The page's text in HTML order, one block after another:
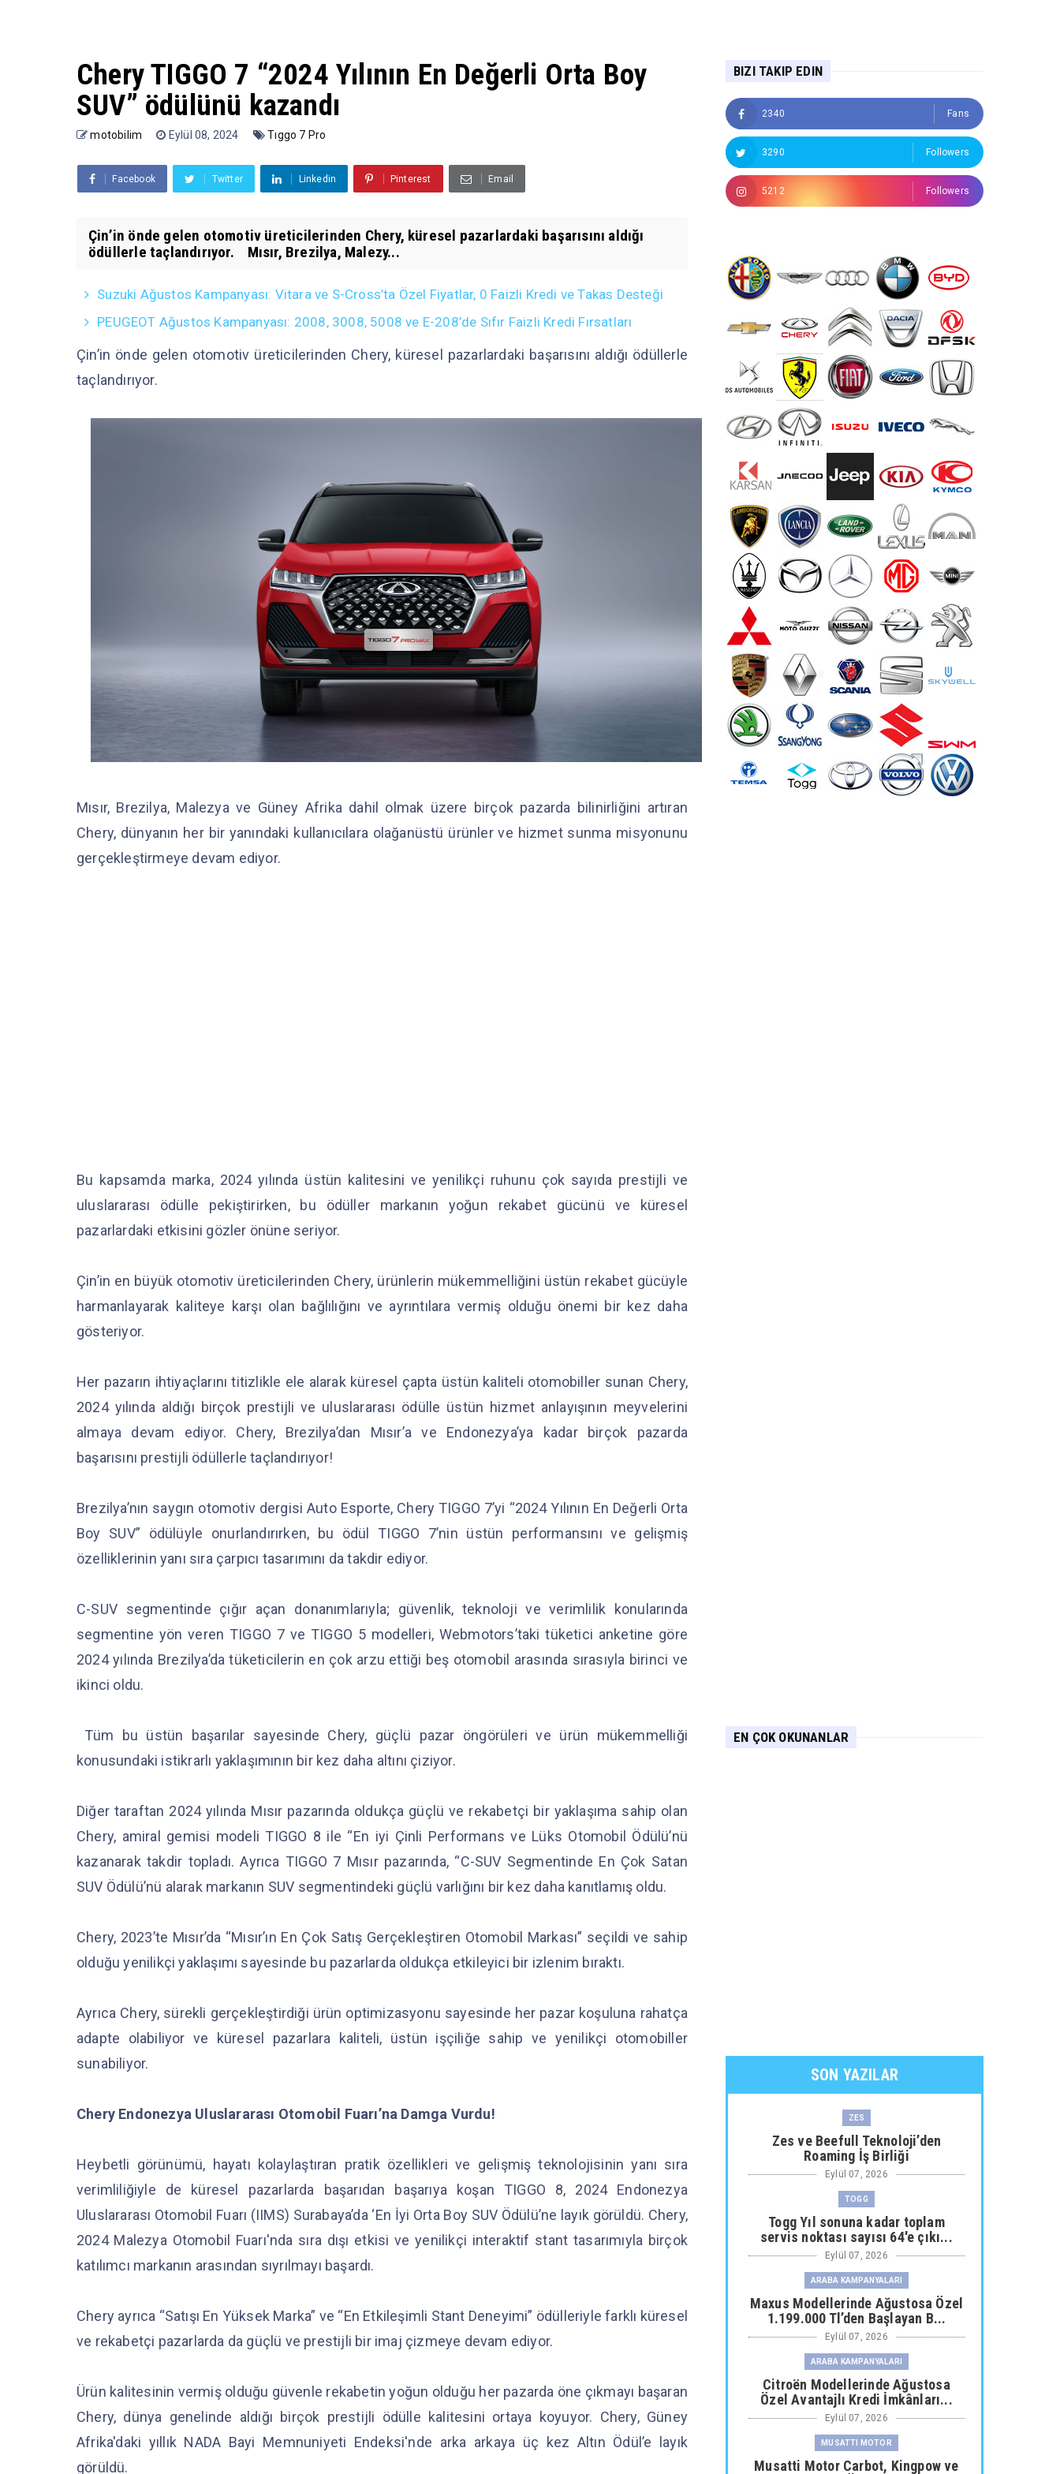
Chery TIGGO 7 “2024 Yılının En Değerli Orta Boy
SUV” ödülünü kazandı
motobilim Eylül 08, 2024 Tıggo 7 Pro
Facebook Twitter Linkedin Pinterest Email
Çin’in önde gelen otomotiv üreticilerinden Chery, küresel pazarlardaki başarısını aldığı
ödüllerle taçlandırıyor. Mısır, Brezilya, Malezy...
Suzuki Ağustos Kampanyası: Vitara ve S-Cross’ta Özel Fiyatlar, 0 Faizli Kredi ve Takas Desteği
PEUGEOT Ağustos Kampanyası: 2008, 3008, 5008 ve E-208’de Sıfır Faizli Kredi Fırsatları
Çin’in önde gelen otomotiv üreticilerinden Chery, küresel pazarlardaki başarısını aldığı ödüllerle
taçlandırıyor.
Mısır, Brezilya, Malezya ve Güney Afrika dahil olmak üzere birçok pazarda bilinirliğini artıran
Chery, dünyanın her bir yanındaki kullanıcılara olağanüstü ürünler ve hizmet sunma misyonunu
gerçekleştirmeye devam ediyor.
Bu kapsamda marka, 2024 yılında üstün kalitesini ve yenilikçi ruhunu çok sayıda prestijli ve
uluslararası ödülle pekiştirirken, bu ödüller markanın yoğun rekabet gücünü ve küresel
pazarlardaki etkisini gözler önüne seriyor.
Çin’in en büyük otomotiv üreticilerinden Chery, ürünlerin mükemmelliğini üstün rekabet gücüyle
harmanlayarak kaliteye karşı olan bağlılığını ve ayrıntılara vermiş olduğu önemi bir kez daha
gösteriyor.
Her pazarın ihtiyaçlarını titizlikle ele alarak küresel çapta üstün kaliteli otomobiller sunan Chery,
2024 yılında aldığı birçok prestijli ve uluslararası ödülle üstün hizmet anlayışının meyvelerini
almaya devam ediyor. Chery, Brezilya’dan Mısır’a ve Endonezya’ya kadar birçok pazarda
başarısını prestijli ödüllerle taçlandırıyor!
Brezilya’nın saygın otomotiv dergisi Auto Esporte, Chery TIGGO 7’yi “2024 Yılının En Değerli Orta
Boy SUV” ödülüyle onurlandırırken, bu ödül TIGGO 7’nin üstün performansını ve gelişmiş
özelliklerinin yanı sıra çarpıcı tasarımını da takdir ediyor.
C-SUV segmentinde çığır açan donanımlarıyla; güvenlik, teknoloji ve verimlilik konularında
segmentine yön veren TIGGO 7 ve TIGGO 5 modelleri, Webmotors’taki tüketici anketine göre
2024 yılında Brezilya’da tüketicilerin en çok arzu ettiği beş otomobil arasında sırasıyla birinci ve
ikinci oldu.
Tüm bu üstün başarılar sayesinde Chery, güçlü pazar öngörüleri ve ürün mükemmelliği
konusundaki istikrarlı yaklaşımının bir kez daha altını çiziyor.
Diğer taraftan 2024 yılında Mısır pazarında oldukça güçlü ve rekabetçi bir yaklaşıma sahip olan
Chery, amiral gemisi modeli TIGGO 8 ile “En iyi Çinli Performans ve Lüks Otomobil Ödülü’nü
kazanarak takdir topladı. Ayrıca TIGGO 7 Mısır pazarında, “C-SUV Segmentinde En Çok Satan
SUV Ödülü’nü alarak markanın SUV segmentindeki güçlü varlığını bir kez daha kanıtlamış oldu.
Chery, 2023’te Mısır’da “Mısır’ın En Çok Satış Gerçekleştiren Otomobil Markası” seçildi ve sahip
olduğu yenilikçi yaklaşımı sayesinde bu pazarlarda oldukça etkileyici bir izlenim bıraktı.
Ayrıca Chery, sürekli gerçekleştirdiği ürün optimizasyonu sayesinde her pazar koşuluna rahatça
adapte olabiliyor ve küresel pazarlara kaliteli, üstün işçiliğe sahip ve yenilikçi otomobiller
sunabiliyor.
Chery Endonezya Uluslararası Otomobil Fuarı’na Damga Vurdu!
Heybetli görünümü, hayatı kolaylaştıran pratik özellikleri ve gelişmiş teknolojisinin yanı sıra
verimliliğiyle de küresel pazarlarda başarıdan başarıya koşan TIGGO 8, 2024 Endonezya
Uluslararası Otomobil Fuarı (IIMS) Surabaya’da ‘En İyi Orta Boy SUV Ödülü’ne layık görüldü. Chery,
2024 Malezya Otomobil Fuarı'nda sıra dışı etkisi ve yenilikçi interaktif stant tasarımıyla birçok
katılımcı markanın arasından sıyrılmayı başardı.
Chery ayrıca “Satışı En Yüksek Marka” ve “En Etkileşimli Stant Deneyimi” ödülleriyle farklı küresel
ve rekabetçi pazarlarda da güçlü ve prestijli bir imaj çizmeye devam ediyor.
Ürün kalitesinin vermiş olduğu güvenle rekabetin yoğun olduğu her pazarda öne çıkmayı başaran
Chery, dünya genelinde aldığı birçok prestijli ödülle kalitesini ortaya koyuyor. Chery, Güney
Afrika'daki yıllık NADA Bayi Memnuniyeti Endeksi'nde arka arkaya üç kez Altın Ödül’e layık
görüldü.
BIZI TAKIP EDIN
2340 Fans
3290 Followers
5212 Followers
EN ÇOK OKUNANLAR
SON YAZILAR
ZES
Zes ve Beefull Teknoloji’den
Roaming İş Birliği
Eylül 07, 2026
TOGG
Togg Yıl sonuna kadar toplam
servis noktası sayısı 64'e çıkı...
Eylül 07, 2026
ARABA KAMPANYALARI
Maxus Modellerinde Ağustosa Özel
1.199.000 Tl’den Başlayan B...
Eylül 07, 2026
ARABA KAMPANYALARI
Citroën Modellerinde Ağustosa
Özel Avantajlı Kredi İmkânları...
Eylül 07, 2026
MUSATTI MOTOR
Musatti Motor Carbot, Kingpow ve